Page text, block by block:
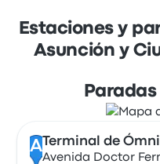
Estaciones y
Asunción y
A Terminal de
Avenida Doctor